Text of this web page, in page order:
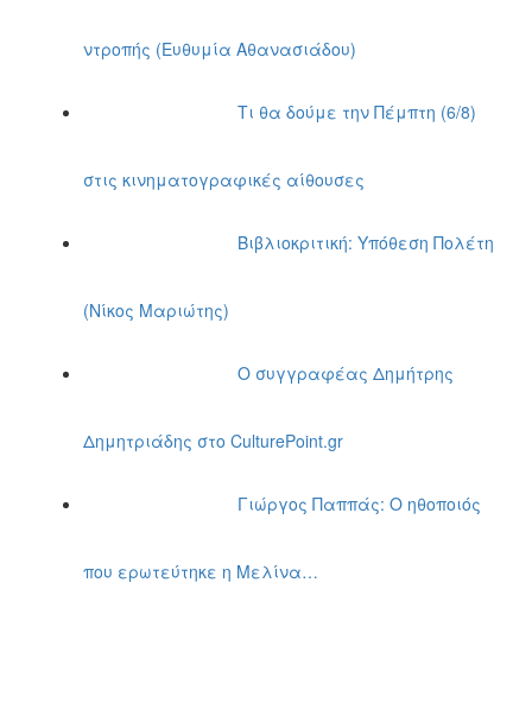
ντροπής (Ευθυμία Αθανασιάδου)
Τι θα δούμε την Πέμπτη (6/8)
στις κινηματογραφικές αίθουσες
Βιβλιοκριτική: Υπόθεση Πολέτη
(Νίκος Μαριώτης)
Ο συγγραφέας Δημήτρης
Δημητριάδης στο CulturePoint.gr
Γιώργος Παππάς: Ο ηθοποιός
που ερωτεύτηκε η Μελίνα…